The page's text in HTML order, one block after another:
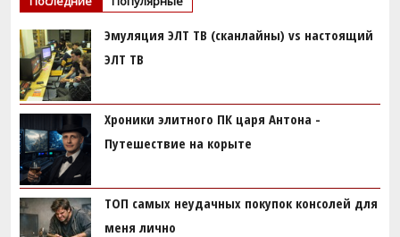
Эмуляция ЭЛТ ТВ (сканлайны) vs настоящий
ЭЛТ ТВ
Хроники элитного ПК царя Антона -
Путешествие на корыте
ТОП самых неудачных покупок консолей для
меня лично